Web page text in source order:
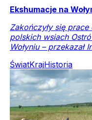
Ekshumacje na
Zakończyły się
polskich wsiach
Wołyniu – przekazał
ŚwiatKrajHistoria